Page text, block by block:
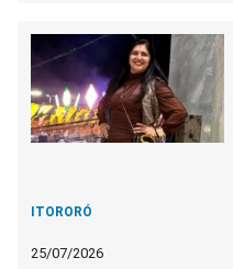
ITORORÓ
25/07/2026